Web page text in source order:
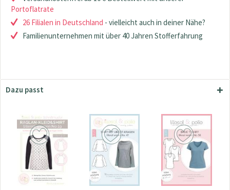
Portoflatrate
26 Filialen in Deutschland - vielleicht auch in deiner Nähe?
Familienunternehmen mit über 40 Jahren Stofferfahrung
Dazu passt